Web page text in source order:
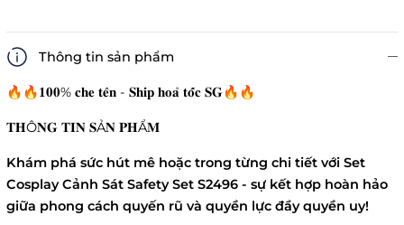
Thông tin sản phẩm
🔥🔥𝟏𝟎𝟎% 𝐜𝐡𝐞 𝐭𝐞̂𝐧 - 𝐒𝐡𝐢𝐩 𝐡𝐨𝐚̉ 𝐭𝐨̂́𝐜 𝐒𝐆🔥🔥
𝐓𝐇Ô𝐍𝐆 𝐓𝐈𝐍 𝐒Ả𝐍 𝐏𝐇Ẩ𝐌
Khám phá sức hút mê hoặc trong từng chi tiết với Set
Cosplay Cảnh Sát Safety Set S2496 - sự kết hợp hoàn hảo
giữa phong cách quyến rũ và quyền lực đầy quyền uy!